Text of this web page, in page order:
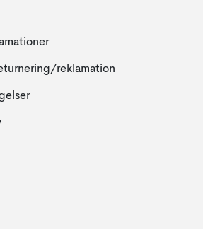
reklamation